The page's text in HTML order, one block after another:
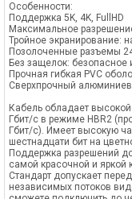
Особенности:
Поддержка 5K, 4K, FullHD
Максимальное
Тройное экранирование:
Позолоченные разъемы
Без защелок: безопасное
Прочная гибкая PVC
Сверхпрочный
Кабель обладает
Гбит/с в режиме HBR2
Гбит/с). Имеет высокую
шестнадцати бит на
Поддержка разрешений
самой красочной и яркой
Стандарт допускает
независимых потоков